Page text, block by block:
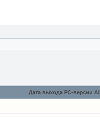
Дата выхода РС-версии